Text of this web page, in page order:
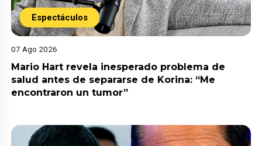
Espectáculos
07 Ago 2026
Mario Hart revela inesperado problema de
salud antes de separarse de Korina: “Me
encontraron un tumor”